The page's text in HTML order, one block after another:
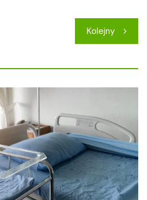
Kolejny